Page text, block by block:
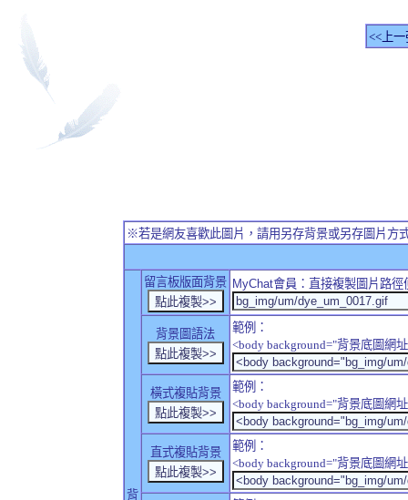
<<上一
※若是網友喜歡此圖片，請用另存背景或另存圖片方
背
留言板版面背景 MyChat會員：直接複製圖片路
背景圖語法
範例：
<body background="背景底圖網
橫式複貼背景
範例：
<body background="背景底圖網
直式複貼背景
範例：
<body background="背景底圖網